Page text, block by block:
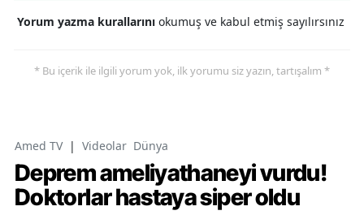
Yorum yazma kurallarını okumuş ve kabul etmiş sayılırsınız
* Bu içerik ile ilgili yorum yok, ilk yorumu siz yazın, tartışalım *
Amed TV | Videolar Dünya
Deprem ameliyathaneyi vurdu!
Doktorlar hastaya siper oldu